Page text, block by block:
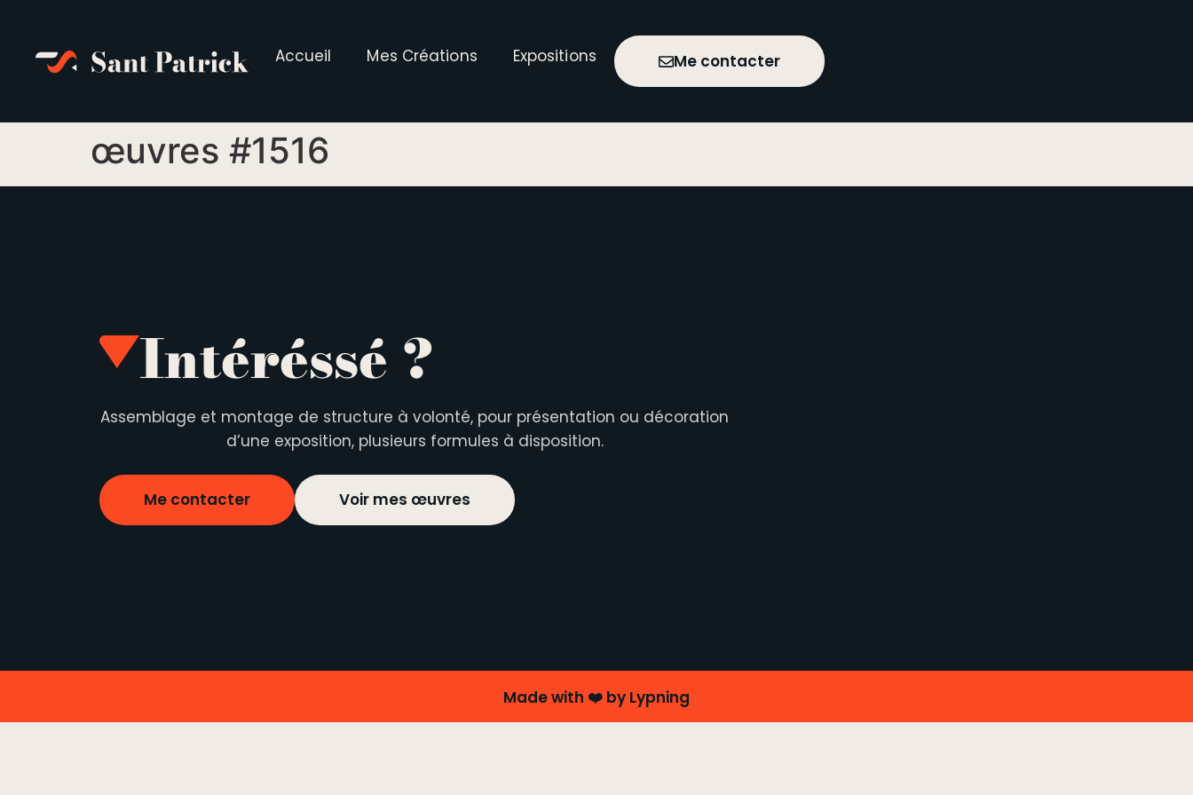
Accueil Mes Créations Expositions Me contacter
œuvres #1516
Intéréssé ?
Assemblage et montage de structure à volonté, pour présentation ou décoration
d’une exposition, plusieurs formules à disposition.
Me contacter Voir mes œuvres
Made with ❤️ by Lypning